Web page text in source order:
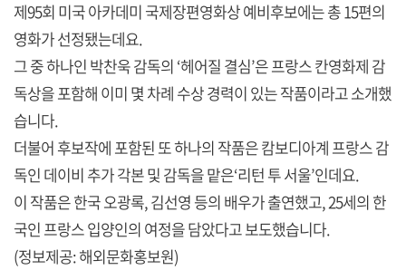
제95회 미국 아카데미 국제장편영화상 예비후보에는 총 15편의
영화가 선정됐는데요.
그 중 하나인 박찬욱 감독의 ‘헤어질 결심’은 프랑스 칸영화제 감
독상을 포함해 이미 몇 차례 수상 경력이 있는 작품이라고 소개했
습니다.
더불어 후보작에 포함된 또 하나의 작품은 캄보디아계 프랑스 감
독인 데이비 추가 각본 및 감독을 맡은‘리턴 투 서울’인데요.
이 작품은 한국 오광록, 김선영 등의 배우가 출연했고, 25세의 한
국인 프랑스 입양인의 여정을 담았다고 보도했습니다.
(정보제공: 해외문화홍보원)